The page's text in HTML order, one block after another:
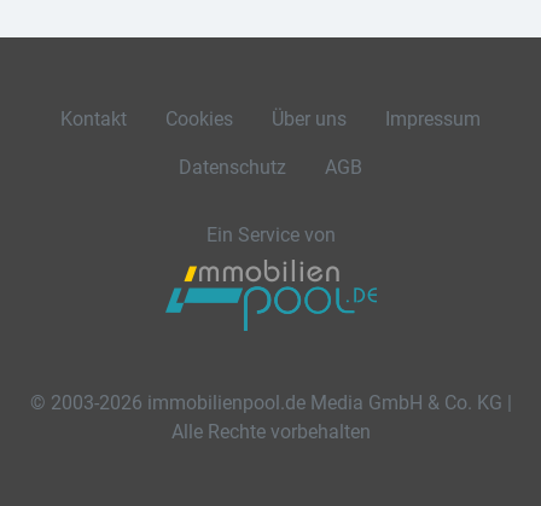
Kontakt Cookies Über uns Impressum
Datenschutz AGB
Ein Service von
© 2003-2026 immobilienpool.de Media GmbH & Co. KG |
Alle Rechte vorbehalten